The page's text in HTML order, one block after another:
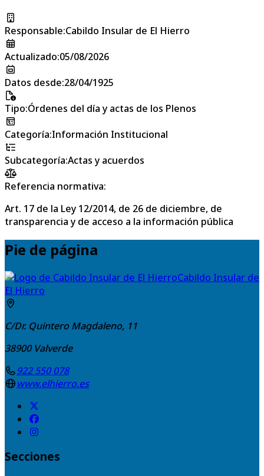
Responsable:Cabildo Insular de El Hierro
Actualizado:05/08/2026
Datos desde:28/04/1925
Tipo:Órdenes del día y actas de los Plenos
Categoría:Información Institucional
Subcategoría:Actas y acuerdos
Referencia normativa:
Art. 17 de la Ley 12/2014, de 26 de diciembre, de
transparencia y de acceso a la información pública
Pie de página
Cabildo Insular de
El Hierro
C/Dr. Quintero Magdaleno, 11
38900 Valverde
922 550 078
www.elhierro.es
Secciones